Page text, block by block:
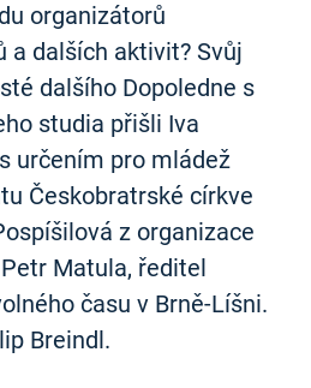
organizátorů
a dalších aktivit? Svůj
dalšího Dopoledne s
studia přišli Iva
určením pro mládež
Českobratrské církve
z organizace
Matula, ředitel
času v Brně-Líšni.
Breindl.